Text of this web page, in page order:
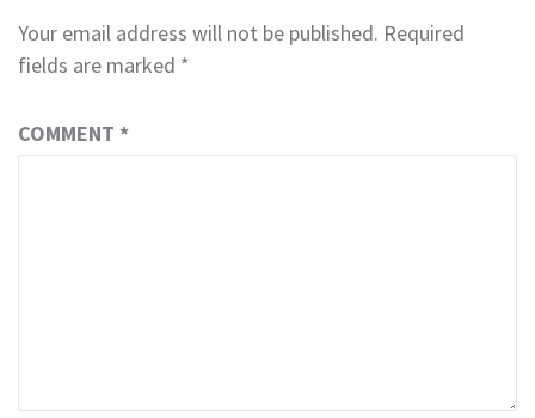
Your email address will not be published. Required
fields are marked *
COMMENT *